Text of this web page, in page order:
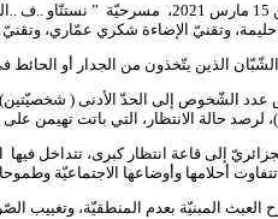
عرضت جمعيّة نوميديا الثقافيّة
وتقنيّ الإضاءة شكري عمّاري،
الذين يتّخذون من الجدار أو الحائط
إلى قاعة انتظار كبرى، تتداخل
أحلامها وأوضاعها الاجتماعيّة
المبنيّة بعدم المنطقيّة، وتغييب